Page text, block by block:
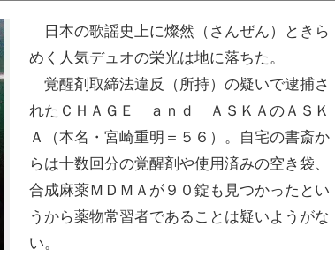
日本の歌謡史上に燦然（さんぜん）ときら
めく人気デュオの栄光は地に落ちた。
覚醒剤取締法違反（所持）の疑いで逮捕さ
れたＣＨＡＧＥ ａｎｄ ＡＳＫＡのＡＳＫ
Ａ（本名・宮崎重明＝５６）。自宅の書斎か
らは十数回分の覚醒剤や使用済みの空き袋、
合成麻薬ＭＤＭＡが９０錠も見つかったとい
うから薬物常習者であることは疑いようがな
い。